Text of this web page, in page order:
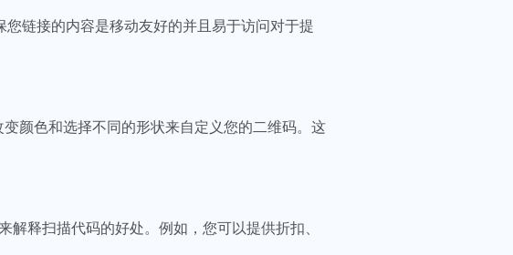
链接的内容是移动友好的并且易于访问对于提
颜色和选择不同的形状来自定义您的二维码。这
释扫描代码的好处。例如，您可以提供折扣、